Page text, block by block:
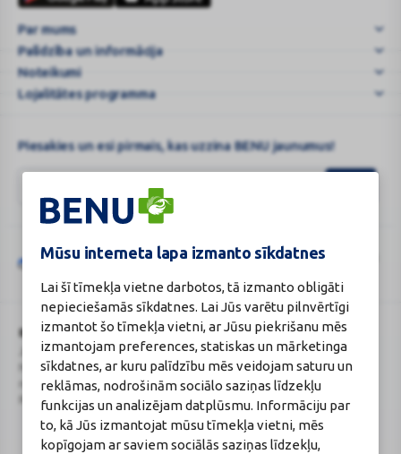
Mūsu interneta lapa izmanto sīkdatnes
Lai šī tīmekļa vietne darbotos, tā izmanto obligāti
nepieciešamās sīkdatnes. Lai Jūs varētu pilnvērtīgi
izmantot šo tīmekļa vietni, ar Jūsu piekrišanu mēs
izmantojam preferences, statiskas un mārketinga
sīkdatnes, ar kuru palīdzību mēs veidojam saturu un
reklāmas, nodrošinām sociālo saziņas līdzekļu
funkcijas un analizējam datplūsmu. Informāciju par
to, kā Jūs izmantojat mūsu tīmekļa vietni, mēs
kopīgojam ar saviem sociālās saziņas līdzekļu,
netenkame
greičiau
...
Par mums
Palīdzība un informācija
Noteikumi
Lojalitātes programma
Piesakies un esi pirmais, kas uzzina BENU jaunumus!
Google
reCAPTCHA
Šo vietni aizsargā „reCAPTCHA“, un uz to attiecas „Google“
BENU Aptieka Latvija, SIA
Juridiskā adrese / Faktiskā adrese:
Noliktavu iela 5, Dreiliņi, Stopiņu
novads, LV-2130
Reģistrācijas Nr.: 40003252167
Licence
Licences numurs: A00010
E-aptiekas kontakti
Aptiekas vadītāja:
Sertificēta farmaceite: Jeļena
Gončarova
Reģistrācijas Nr.: F-0834
Sertifikāta Nr.: 215.2025